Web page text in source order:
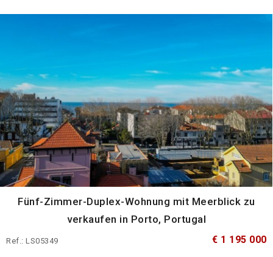
Fünf-Zimmer-Duplex-Wohnung mit Meerblick zu
verkaufen in Porto, Portugal
Ref.: LS05349 € 1 195 000